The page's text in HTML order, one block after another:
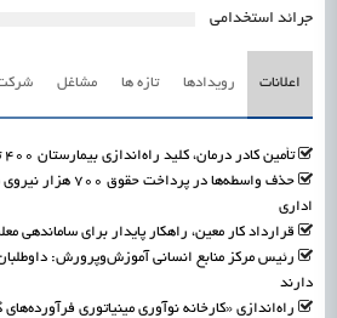
جرائد استخدامی
اعلانات رویدادها تازه ها مشاغل
تأمین کادر درمان، کلید راه‌اندازی بیمارستان ۴۰۰ تختخوابی شهدای اسلامشهر
حذف واسطه‌ها در
اداری
قرارداد کار معین، راهکار پایدار برای ساماندهی
رئیس مرکز منابع انسانی آموزش‌وپرورش:
دارند
راه‌اندازی «کارخانه نوآوری مینیاتوری